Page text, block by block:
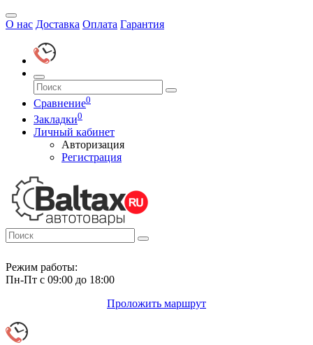
О нас Доставка Оплата Гарантия
Сравнение0
Закладки0
Личный кабинет
Авторизация
Регистрация
Режим работы:
Пн-Пт с 09:00 до 18:00
Проложить маршрут